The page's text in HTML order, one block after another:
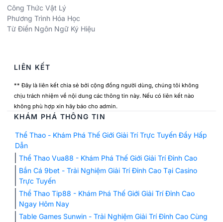
Công Thức Vật Lý
Phương Trình Hóa Học
Từ Điển Ngôn Ngữ Ký Hiệu
LIÊN KẾT
** Đây là liên kết chia sẻ bởi cộng đồng người dùng, chúng tôi không
chịu trách nhiệm về nội dung các thông tin này. Nếu có liên kết nào
không phù hợp xin hãy báo cho admin.
KHÁM PHÁ THÔNG TIN
Thể Thao - Khám Phá Thế Giới Giải Trí Trực Tuyến Đầy Hấp
Dẫn
Thể Thao Vua88 - Khám Phá Thế Giới Giải Trí Đỉnh Cao
Bắn Cá 9bet - Trải Nghiệm Giải Trí Đỉnh Cao Tại Casino
Trực Tuyến
Thể Thao Tip88 - Khám Phá Thế Giới Giải Trí Đỉnh Cao
Ngay Hôm Nay
Table Games Sunwin - Trải Nghiệm Giải Trí Đỉnh Cao Cùng